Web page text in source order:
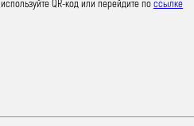
используйте QR-код или перейдите поссылке